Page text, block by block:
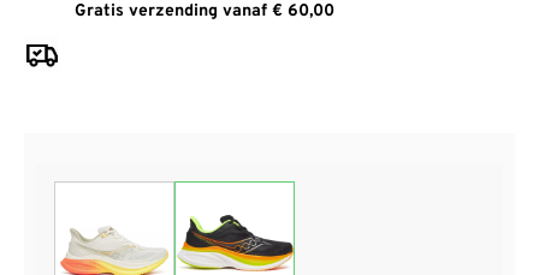
Gratis verzending vanaf € 60,00